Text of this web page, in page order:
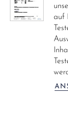
auf